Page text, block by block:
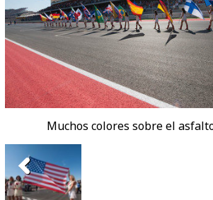
Muchos colores sobre el